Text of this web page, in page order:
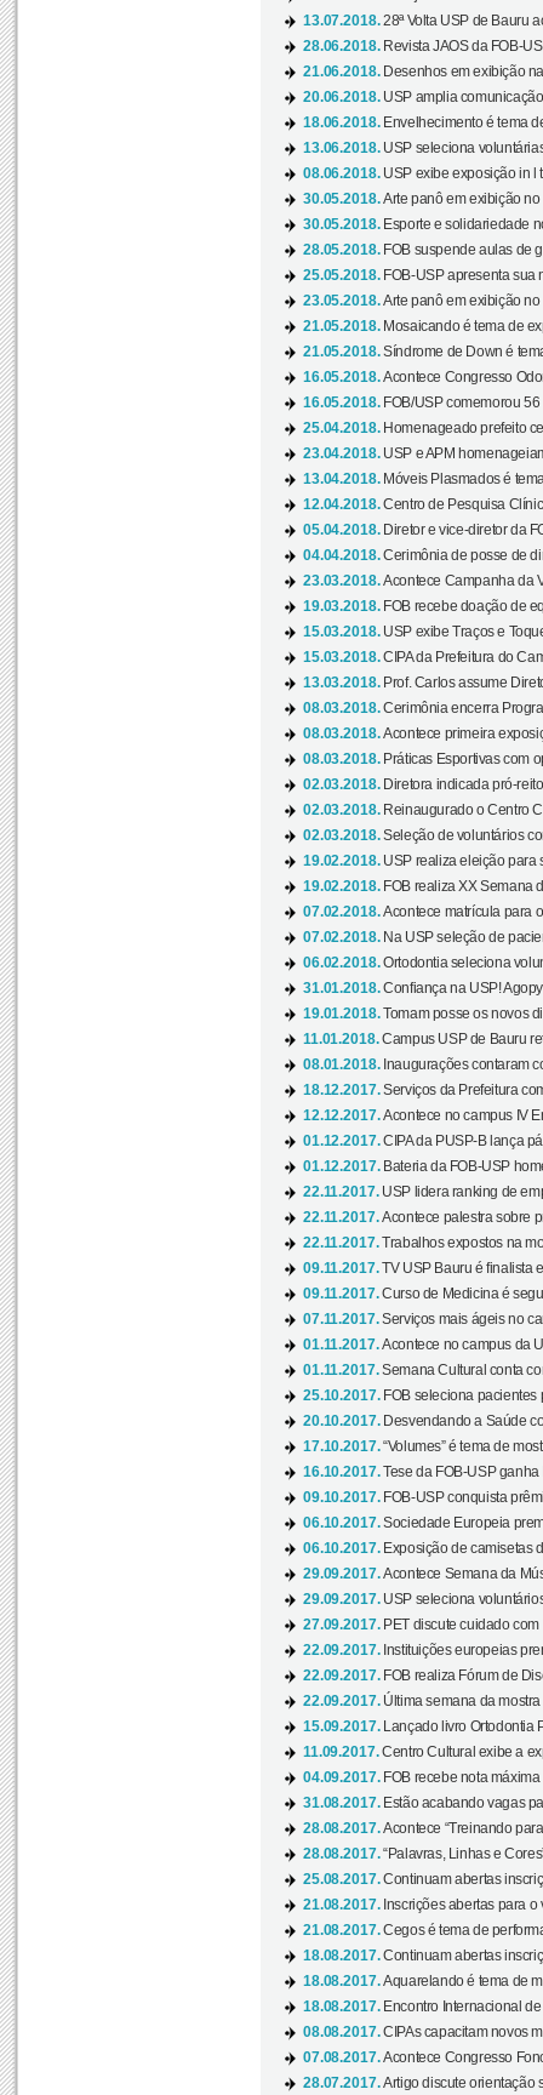
13.07.2018.28ª Volta USP de Bauru
28.06.2018. Revista JAOS da FOB-
21.06.2018. Desenhos em exibição
20.06.2018. USP amplia
18.06.2018. Envelhecimento é tema
13.06.2018. USP seleciona
08.06.2018. USP exibe exposição in l
30.05.2018.Arte panô em exibição no
30.05.2018. Esporte e solidariedade
28.05.2018. FOB suspende aulas de
25.05.2018. FOB-USP apresenta sua
23.05.2018.Arte panô em exibição no
21.05.2018. Mosaicando é tema de
21.05.2018.Síndrome de Down é
16.05.2018.Acontece Congresso
16.05.2018. FOB/USP comemorou
25.04.2018. Homenageado prefeito
23.04.2018. USP e APM
13.04.2018. Móveis Plasmados é
12.04.2018.Centro de Pesquisa
05.04.2018. Diretor e vice-diretor da
04.04.2018.Cerimônia de posse de
23.03.2018.Acontece Campanha da
19.03.2018. FOB recebe doação de
15.03.2018. USP exibe Traços e
15.03.2018.CIPA da Prefeitura do
13.03.2018. Prof. Carlos assume
08.03.2018.Cerimônia encerra
08.03.2018.Acontece primeira
08.03.2018. Práticas Esportivas com
02.03.2018. Diretora indicada pró-
02.03.2018. Reinaugurado o Centro
02.03.2018.Seleção de voluntários
19.02.2018. USP realiza eleição para
19.02.2018. FOB realiza XX Semana
07.02.2018.Acontece matrícula para
07.02.2018. Na USP seleção de
06.02.2018.Ortodontia seleciona
31.01.2018.Confiança na USP!
19.01.2018.Tomam posse os novos
11.01.2018.Campus USP de Bauru
08.01.2018. Inaugurações contaram
18.12.2017.Serviços da Prefeitura
12.12.2017.Acontece no campus IV
01.12.2017.CIPA da PUSP-B lança
01.12.2017. Bateria da FOB-USP
22.11.2017. USP lidera ranking de
22.11.2017.Acontece palestra sobre
22.11.2017.Trabalhos expostos na
09.11.2017.TV USP Bauru é finalista
09.11.2017.Curso de Medicina é
07.11.2017.Serviços mais ágeis no
01.11.2017.Acontece no campus da
01.11.2017.Semana Cultural conta
25.10.2017. FOB seleciona pacientes
20.10.2017. Desvendando a Saúde
17.10.2017.“Volumes” é tema de
16.10.2017.Tese da FOB-USP
09.10.2017. FOB-USP conquista
06.10.2017.Sociedade Europeia
06.10.2017. Exposição de camisetas
29.09.2017.Acontece Semana da
29.09.2017. USP seleciona
27.09.2017. PET discute cuidado
22.09.2017. Instituições europeias
22.09.2017. FOB realiza Fórum de
22.09.2017. Última semana da mostra
15.09.2017.
Lançado livro Ortodontia
11.09.2017.Centro Cultural exibe a
04.09.2017. FOB recebe nota
31.08.2017. Estão acabando vagas
28.08.2017.Acontece “Treinando
28.08.2017.“Palavras, Linhas e
25.08.2017.Continuam abertas
21.08.2017. Inscrições abertas para
21.08.2017.Cegos é tema de
18.08.2017.Continuam abertas
18.08.2017.Aquarelando é tema de
18.08.2017. Encontro Internacional
08.08.2017.CIPAs capacitam novos
07.08.2017.Acontece Congresso
28.07.2017.Artigo discute orientação